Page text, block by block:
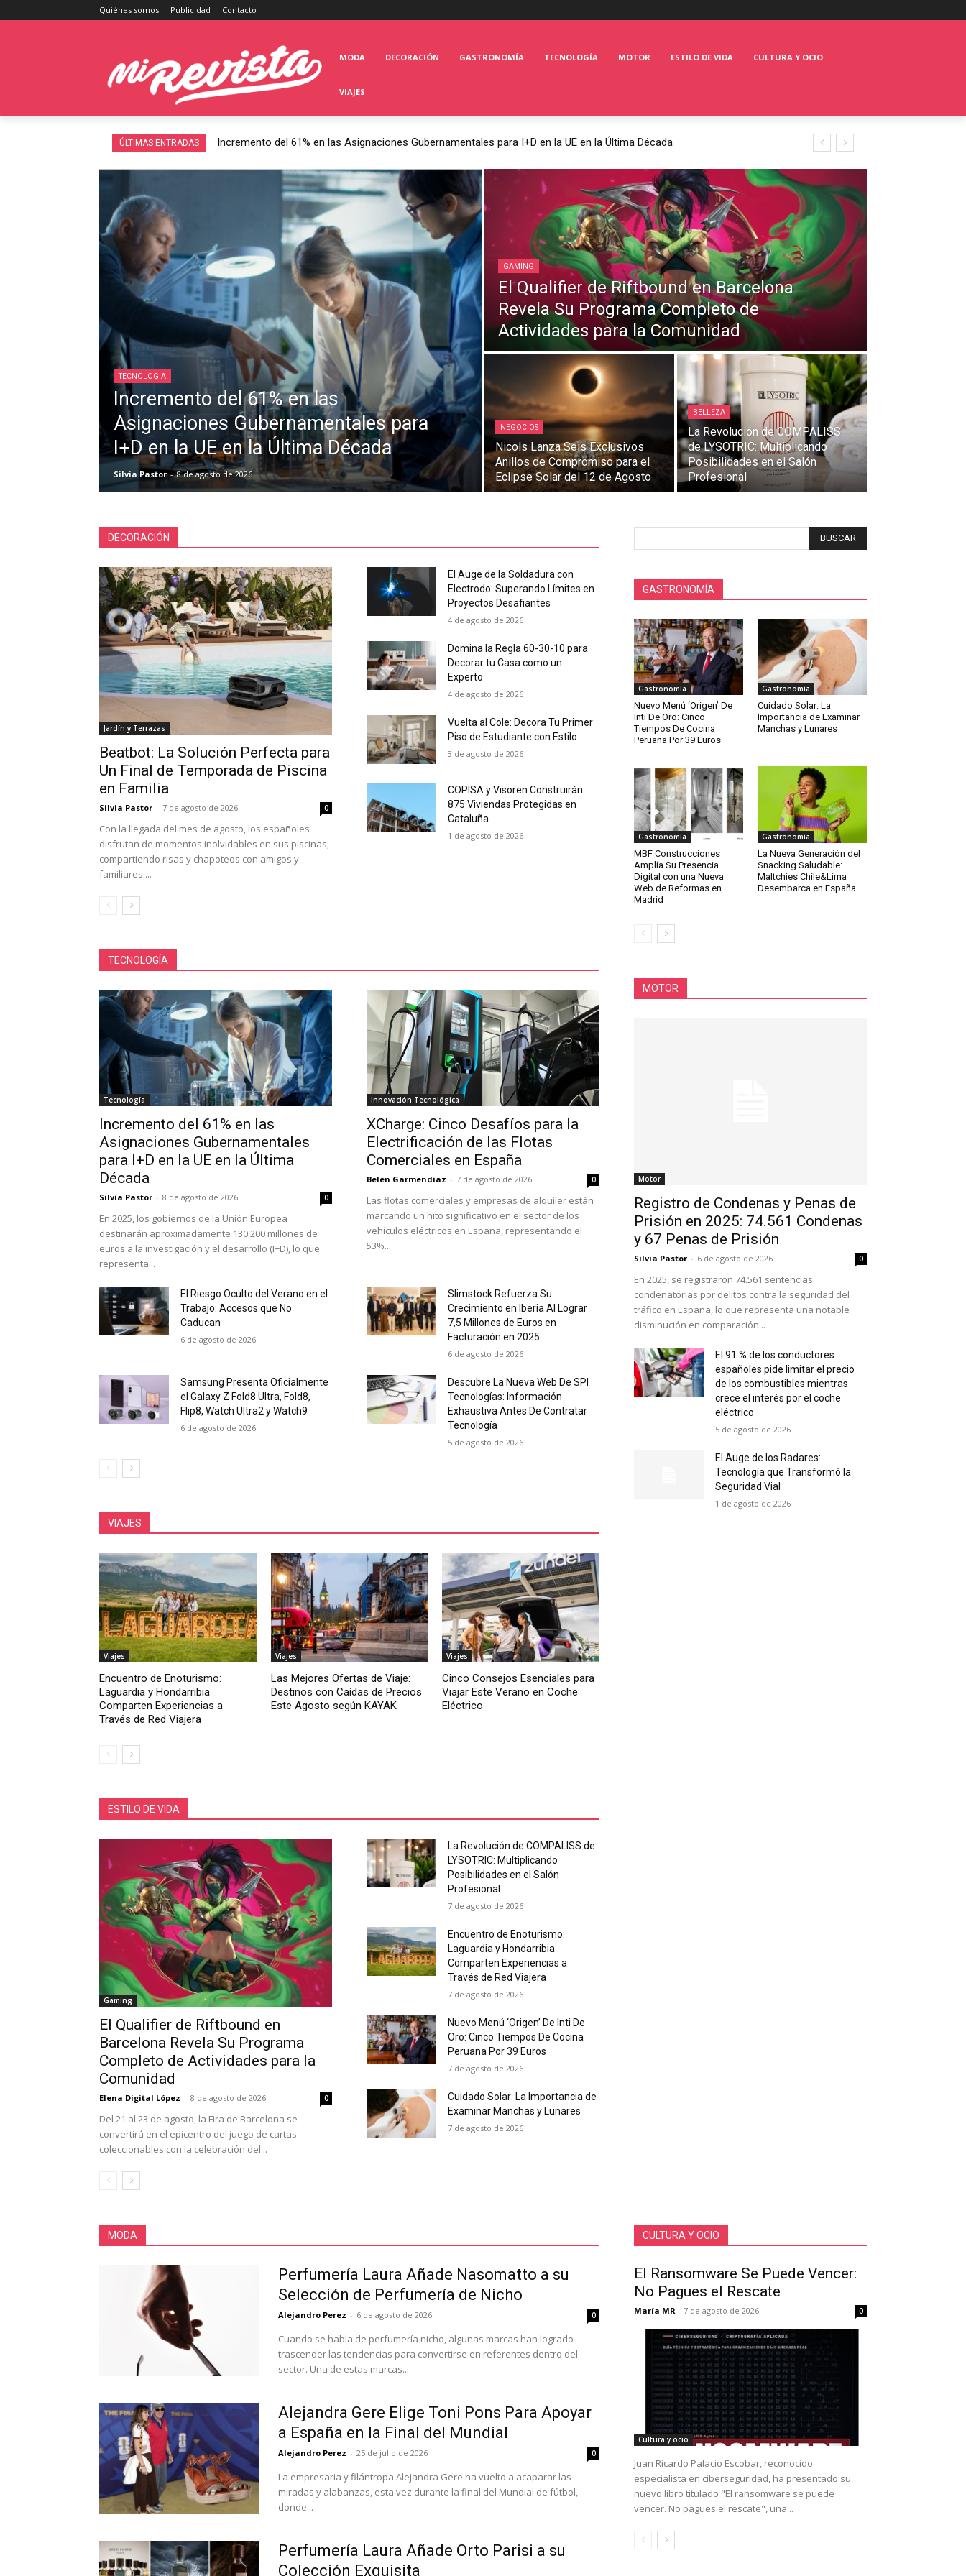
Quiénes somos Publicidad Contacto
MODA DECORACIÓN GASTRONOMÍA TECNOLOGÍA MOTOR ESTILO DE VIDA CULTURA Y OCIO
VIAJES
ÚLTIMAS ENTRADAS Incremento del 61% en las Asignaciones Gubernamentales para I+D en la UE en la Última Década
TECNOLOGÍA
Incremento del 61% en las
Asignaciones Gubernamentales para
I+D en la UE en la Última Década
Silvia Pastor - 8 de agosto de 2026
GAMING
El Qualifier de Riftbound en Barcelona
Revela Su Programa Completo de
Actividades para la Comunidad
NEGOCIOS
Nicols Lanza Seis Exclusivos
Anillos de Compromiso para el
Eclipse Solar del 12 de Agosto
BELLEZA
La Revolución de COMPALISS
de LYSOTRIC: Multiplicando
Posibilidades en el Salón
Profesional
DECORACIÓN
Jardín y Terrazas
Beatbot: La Solución Perfecta para
Un Final de Temporada de Piscina
en Familia
Silvia Pastor - 7 de agosto de 2026 0
Con la llegada del mes de agosto, los españoles
disfrutan de momentos inolvidables en sus piscinas,
compartiendo risas y chapoteos con amigos y
familiares....
El Auge de la Soldadura con
Electrodo: Superando Límites en
Proyectos Desafiantes
4 de agosto de 2026
Domina la Regla 60-30-10 para
Decorar tu Casa como un
Experto
4 de agosto de 2026
Vuelta al Cole: Decora Tu Primer
Piso de Estudiante con Estilo
3 de agosto de 2026
COPISA y Visoren Construirán
875 Viviendas Protegidas en
Cataluña
1 de agosto de 2026
TECNOLOGÍA
Tecnología
Incremento del 61% en las
Asignaciones Gubernamentales
para I+D en la UE en la Última
Década
Silvia Pastor - 8 de agosto de 2026 0
En 2025, los gobiernos de la Unión Europea
destinarán aproximadamente 130.200 millones de
euros a la investigación y el desarrollo (I+D), lo que
representa...
Innovación Tecnológica
XCharge: Cinco Desafíos para la
Electrificación de las Flotas
Comerciales en España
Belén Garmendiaz - 7 de agosto de 2026 0
Las flotas comerciales y empresas de alquiler están
marcando un hito significativo en el sector de los
vehículos eléctricos en España, representando el
53%...
El Riesgo Oculto del Verano en el
Trabajo: Accesos que No
Caducan
6 de agosto de 2026
Slimstock Refuerza Su
Crecimiento en Iberia Al Lograr
7,5 Millones de Euros en
Facturación en 2025
6 de agosto de 2026
Samsung Presenta Oficialmente
el Galaxy Z Fold8 Ultra, Fold8,
Flip8, Watch Ultra2 y Watch9
6 de agosto de 2026
Descubre La Nueva Web De SPI
Tecnologías: Información
Exhaustiva Antes De Contratar
Tecnología
5 de agosto de 2026
VIAJES
Viajes
Encuentro de Enoturismo:
Laguardia y Hondarribia
Comparten Experiencias a
Través de Red Viajera
Viajes
Las Mejores Ofertas de Viaje:
Destinos con Caídas de Precios
Este Agosto según KAYAK
Viajes
Cinco Consejos Esenciales para
Viajar Este Verano en Coche
Eléctrico
ESTILO DE VIDA
Gaming
El Qualifier de Riftbound en
Barcelona Revela Su Programa
Completo de Actividades para la
Comunidad
Elena Digital López - 8 de agosto de 2026 0
Del 21 al 23 de agosto, la Fira de Barcelona se
convertirá en el epicentro del juego de cartas
coleccionables con la celebración del...
La Revolución de COMPALISS de
LYSOTRIC: Multiplicando
Posibilidades en el Salón
Profesional
7 de agosto de 2026
Encuentro de Enoturismo:
Laguardia y Hondarribia
Comparten Experiencias a
Través de Red Viajera
7 de agosto de 2026
Nuevo Menú ‘Origen’ De Inti De
Oro: Cinco Tiempos De Cocina
Peruana Por 39 Euros
7 de agosto de 2026
Cuidado Solar: La Importancia de
Examinar Manchas y Lunares
7 de agosto de 2026
BUSCAR
GASTRONOMÍA
Gastronomía
Nuevo Menú ‘Origen’ De
Inti De Oro: Cinco
Tiempos De Cocina
Peruana Por 39 Euros
Gastronomía
Cuidado Solar: La
Importancia de Examinar
Manchas y Lunares
Gastronomía
MBF Construcciones
Amplía Su Presencia
Digital con una Nueva
Web de Reformas en
Madrid
Gastronomía
La Nueva Generación del
Snacking Saludable:
Maltchies Chile&Lima
Desembarca en España
MOTOR
Motor
Registro de Condenas y Penas de
Prisión en 2025: 74.561 Condenas
y 67 Penas de Prisión
Silvia Pastor - 6 de agosto de 2026 0
En 2025, se registraron 74.561 sentencias
condenatorias por delitos contra la seguridad del
tráfico en España, lo que representa una notable
disminución en comparación...
El 91 % de los conductores
españoles pide limitar el precio
de los combustibles mientras
crece el interés por el coche
eléctrico
5 de agosto de 2026
El Auge de los Radares:
Tecnología que Transformó la
Seguridad Vial
1 de agosto de 2026
MODA
Perfumería Laura Añade Nasomatto a su
Selección de Perfumería de Nicho
Alejandro Perez - 6 de agosto de 2026 0
Cuando se habla de perfumería nicho, algunas marcas han logrado
trascender las tendencias para convertirse en referentes dentro del
sector. Una de estas marcas...
Alejandra Gere Elige Toni Pons Para Apoyar
a España en la Final del Mundial
Alejandro Perez - 25 de julio de 2026 0
La empresaria y filántropa Alejandra Gere ha vuelto a acaparar las
miradas y alabanzas, esta vez durante la final del Mundial de fútbol,
donde...
Perfumería Laura Añade Orto Parisi a su
Colección Exquisita
CULTURA Y OCIO
El Ransomware Se Puede Vencer:
No Pagues el Rescate
María MR - 7 de agosto de 2026 0
Cultura y ocio
Juan Ricardo Palacio Escobar, reconocido
especialista en ciberseguridad, ha presentado su
nuevo libro titulado "El ransomware se puede
vencer. No pagues el rescate", una...